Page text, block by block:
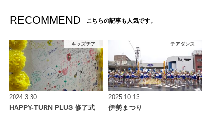
RECOMMEND こちらの記事も人気です。
キッズチア
2024.3.30
HAPPY-TURN PLUS 修了式
チアダンス
2025.10.13
伊勢まつり